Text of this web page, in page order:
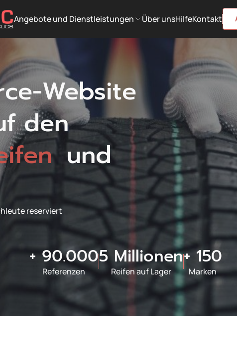
Angebote und Dienstleistungen Über unsHilfeKontakt
Website
den
und
reserviert
+ 90.000
Referenzen
5 Millionen
Reifen auf Lager
+ 150
Marken